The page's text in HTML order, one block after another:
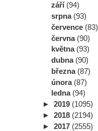
září (94)
srpna (93)
července (83)
června (90)
května (93)
dubna (90)
března (87)
února (87)
ledna (94)
► 2019 (1095)
► 2018 (2194)
► 2017 (2555)